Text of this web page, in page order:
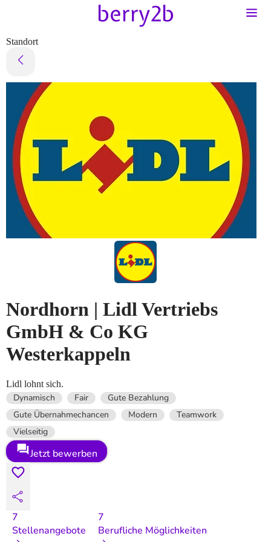
Standort
Nordhorn | Lidl Vertriebs
GmbH & Co KG
Westerkappeln
Lidl lohnt sich.
Dynamisch Fair
Gute Bezahlung
Gute Übernahmechancen
Modern
Teamwork
Vielseitig
Jetzt bewerben
7
Stellenangebote
7
Berufliche Möglichkeiten